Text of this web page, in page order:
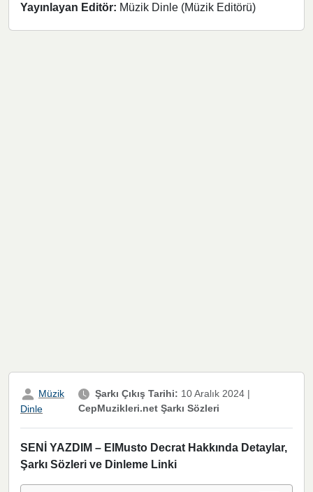
Yayınlayan Editör: Müzik Dinle (Müzik Editörü)
Müzik
Dinle
Şarkı Çıkış Tarihi: 10 Aralık 2024 |
CepMuzikleri.net Şarkı Sözleri
SENİ YAZDIM – ElMusto Decrat Hakkında Detaylar,
Şarkı Sözleri ve Dinleme Linki